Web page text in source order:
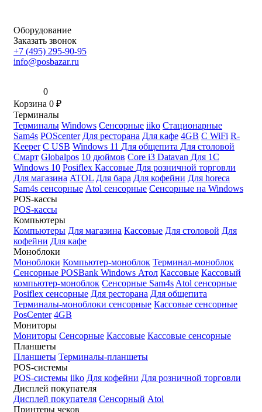
Оборудование
Заказать звонок
+7 (495) 295-90-95
info@posbazar.ru
0
Корзина 0 ₽
Терминалы
Терминалы Windows Сенсорные iiko Стационарные
Sam4s POScenter Для ресторана Для кафе 4GB С WiFi R-
Keeper С USB Windows 11 Для общепита Для столовой
Смарт Globalpos 10 дюймов Core i3 Datavan Для 1С
Windows 10 Posiflex Кассовые Для розничной торговли
Для магазина ATOL Для бара Для кофейни Для horeca
Sam4s сенсорные Atol сенсорные Сенсорные на Windows
POS-кассы
POS-кассы
Компьютеры
Компьютеры Для магазина Кассовые Для столовой Для
кофейни Для кафе
Моноблоки
Моноблоки Компьютер-моноблок Терминал-моноблок
Сенсорные POSBank Windows Атол Кассовые Кассовый
компьютер-моноблок Сенсорные Sam4s Atol сенсорные
Posiflex сенсорные Для ресторана Для общепита
Терминалы-моноблоки сенсорные Кассовые сенсорные
PosCenter 4GB
Мониторы
Мониторы Сенсорные Кассовые Кассовые сенсорные
Планшеты
Планшеты Терминалы-планшеты
POS-системы
POS-системы iiko Для кофейни Для розничной торговли
Дисплей покупателя
Дисплей покупателя Сенсорный Atol
Принтеры чеков